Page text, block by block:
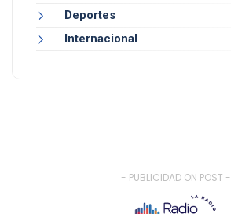
Deportes
Internacional
- PUBLICIDAD ON POST -